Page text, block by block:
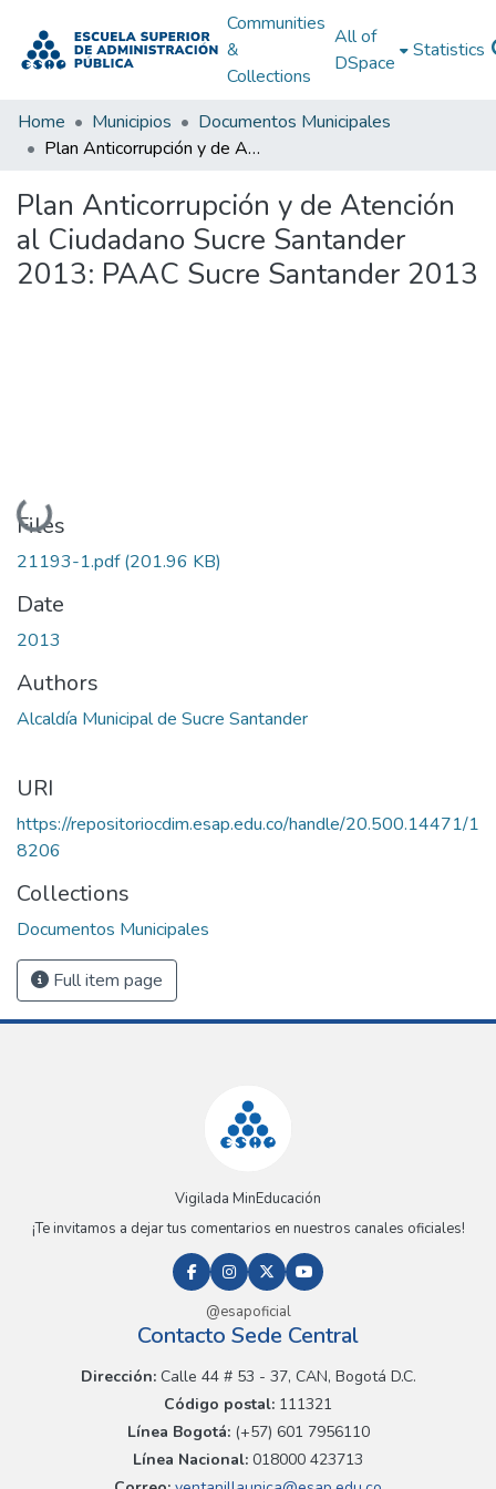
Communities
&
Collections
All of
DSpace
Statistics
Home Municipios
Documentos Municipales
Plan Anticorrupción y de Atención al Ciudadano Sucre Santander 2013: PAAC Sucre Santander 2013
Plan Anticorrupción y de Atención
al Ciudadano Sucre Santander
2013: PAAC Sucre Santander 2013
Loading...
Files
21193-1.pdf(201.96 KB)
Date
2013
Authors
Alcaldía Municipal de Sucre Santander
URI
https://repositoriocdim.esap.edu.co/handle/20.500.14471/1
8206
Collections
Documentos Municipales
Full item page
Vigilada MinEducación
¡Te invitamos a dejar tus comentarios en nuestros canales oficiales!
@esapoficial
Contacto Sede Central
Dirección:Calle 44 # 53 - 37, CAN, Bogotá D.C.
Código postal: 111321
Línea Bogotá:(+57) 601 7956110
Línea Nacional: 018000 423713